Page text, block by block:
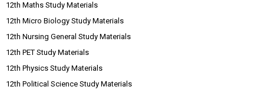
12th Maths Study Materials
12th Micro Biology Study Materials
12th Nursing General Study Materials
12th PET Study Materials
12th Physics Study Materials
12th Political Science Study Materials